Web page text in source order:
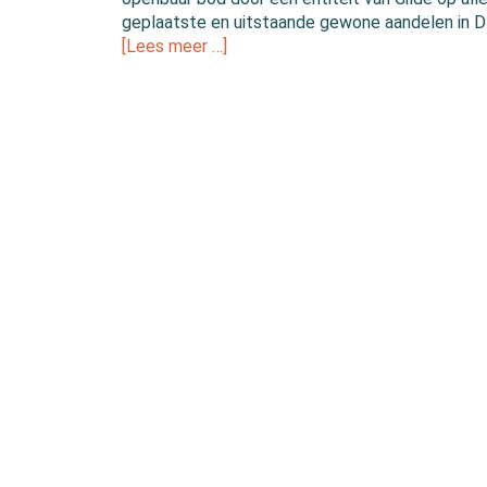
geplaatste en uitstaande gewone aandelen in
[Lees meer …]